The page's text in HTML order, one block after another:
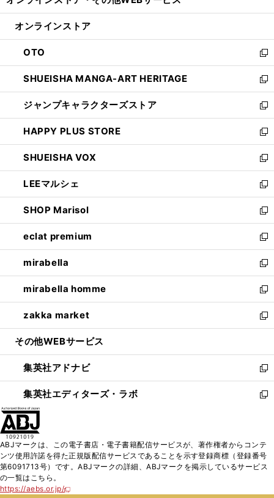
開
ン
ウ
で
開
く
ウ
ン
ド
ウ
で
開
く
オンラインストア
OTO
新
し
い
ウ
ィ
ン
ド
ウ
で
開
く
SHUEISHA MANGA-ART HERITAGE
新
し
い
ウ
ィ
ン
ド
ウ
で
開
く
ジャンプキャラクターズストア
新
し
い
ウ
ィ
ン
ド
ウ
で
開
く
HAPPY PLUS STORE
新
し
い
ウ
ィ
ン
ド
ウ
で
開
く
SHUEISHA VOX
新
し
い
ウ
ィ
ン
ド
ウ
で
開
く
LEEマルシェ
新
し
い
ウ
ィ
ン
ド
ウ
で
開
く
SHOP Marisol
新
し
い
ウ
ィ
ン
ド
ウ
で
開
eclat premium
新
し
い
ウ
ィ
ン
ド
ウ
開
く
mirabella
新
し
い
ウ
ィ
ン
ウ
で
開
く
mirabella homme
新
し
い
ウ
ン
ド
ウ
で
zakka market
新
し
ウ
ィ
ン
ド
く
その他WEBサービス
集英社アドナビ
新
し
い
ド
ウ
で
集英社エディターズ・ラボ
新
ィ
ン
ABJマークは、この電子書店・電子書籍配信サービスが、著作権者からコンテ
ンツ使用許諾を得た正規版配信サービスであることを示す登録商標（登録番号
第6091713号）です。ABJマークの詳細、ABJマークを掲示しているサービス
の一覧はこちら。
https://aebs.or.jp/
新